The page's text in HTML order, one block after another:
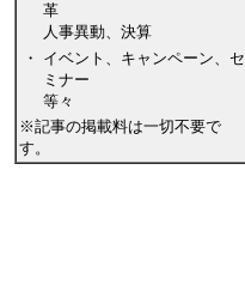
革
人事異動、決算
・
イベント、キャンペーン、セ
ミナー
等々
※記事の掲載料は一切不要で
す。